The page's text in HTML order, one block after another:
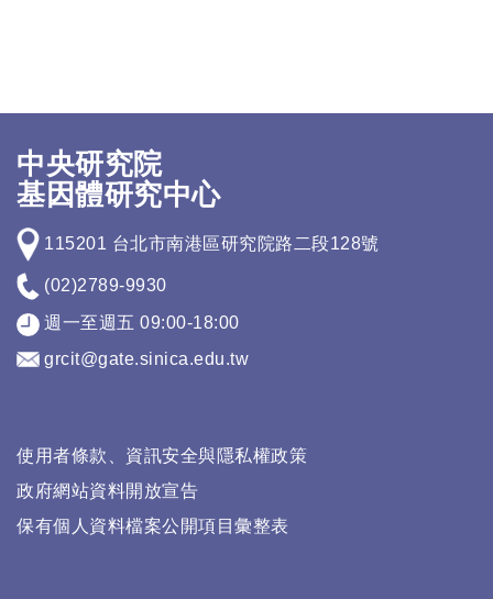
中央研究院
基因體研究中心
115201 台北市南港區研究院路二段128號
(02)2789-9930
週一至週五 09:00-18:00
grcit@gate.sinica.edu.tw
使用者條款、資訊安全與隱私權政策
政府網站資料開放宣告
保有個人資料檔案公開項目彙整表